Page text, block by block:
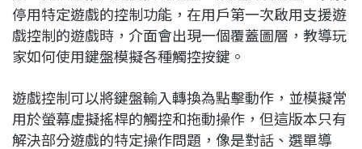
停用特定遊戲的控制功能，在用戶第一次啟用支援遊
戲控制的遊戲時，介面會出現一個覆蓋圖層，教導玩
家如何使用鍵盤模擬各種觸控按鍵。
遊戲控制可以將鍵盤輸入轉換為點擊動作，並模擬常
用於螢幕虛擬搖桿的觸控和拖動操作，但這版本只有
解決部分遊戲的特定操作問題，像是對話、選單導